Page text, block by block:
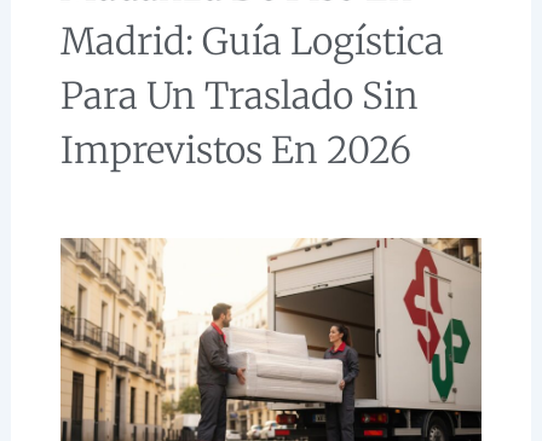
Madrid: Guía Logística
Para Un Traslado Sin
Imprevistos En 2026